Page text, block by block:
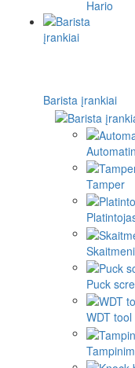
Hario
Barista įrankiai
Tamper
Puck
WDT tool